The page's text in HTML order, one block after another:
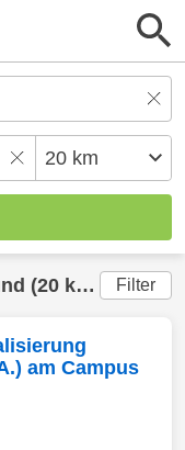
(20 km) gefunden Filter
am Campus